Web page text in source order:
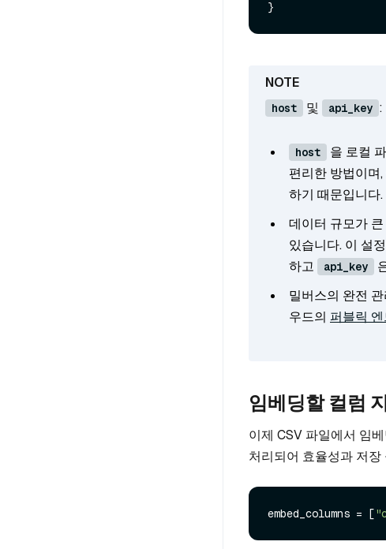
host 및 api_key :
host 을 로컬
편리한 방법이며
하기 때문입니다.
데이터 규모가
있습니다. 이 설
하고
api_key
밀버스의 완전
우드의 퍼블릭
임베딩할 컬럼
이제 CSV 파일에서 임
처리되어 효율성과 저
embed_columns = [